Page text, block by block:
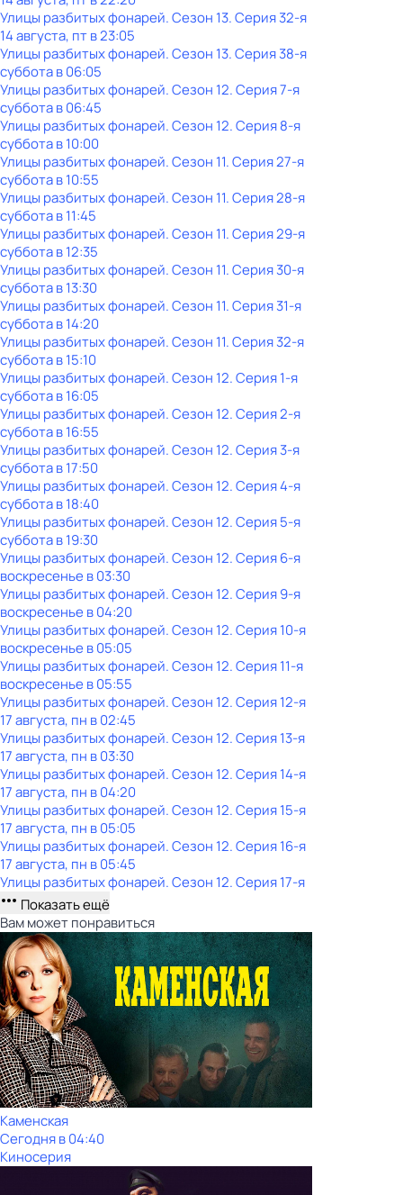
Улицы разбитых фонарей. Сезон 13. Серия 32-я
14 августа, пт в 23:05
Улицы разбитых фонарей. Сезон 13. Серия 38-я
субботав06:05
Улицы разбитых фонарей. Сезон 12. Серия 7-я
субботав06:45
Улицы разбитых фонарей. Сезон 12. Серия 8-я
субботав10:00
Улицы разбитых фонарей. Сезон 11. Серия 27-я
субботав10:55
Улицы разбитых фонарей. Сезон 11. Серия 28-я
субботав11:45
Улицы разбитых фонарей. Сезон 11. Серия 29-я
субботав12:35
Улицы разбитых фонарей. Сезон 11. Серия 30-я
субботав13:30
Улицы разбитых фонарей. Сезон 11. Серия 31-я
субботав14:20
Улицы разбитых фонарей. Сезон 11. Серия 32-я
субботав15:10
Улицы разбитых фонарей. Сезон 12. Серия 1-я
субботав16:05
Улицы разбитых фонарей. Сезон 12. Серия 2-я
субботав16:55
Улицы разбитых фонарей. Сезон 12. Серия 3-я
субботав17:50
Улицы разбитых фонарей. Сезон 12. Серия 4-я
субботав18:40
Улицы разбитых фонарей. Сезон 12. Серия 5-я
субботав19:30
Улицы разбитых фонарей. Сезон 12. Серия 6-я
воскресенье в03:30
Улицы разбитых фонарей. Сезон 12. Серия 9-я
воскресенье в04:20
Улицы разбитых фонарей. Сезон 12. Серия 10-я
воскресенье в05:05
Улицы разбитых фонарей. Сезон 12. Серия 11-я
воскресенье в05:55
Улицы разбитых фонарей. Сезон 12. Серия 12-я
17 августа, пн в 02:45
Улицы разбитых фонарей. Сезон 12. Серия 13-я
17 августа, пн в 03:30
Улицы разбитых фонарей. Сезон 12. Серия 14-я
17 августа, пн в 04:20
Улицы разбитых фонарей. Сезон 12. Серия 15-я
17 августа, пн в 05:05
Улицы разбитых фонарей. Сезон 12. Серия 16-я
17 августа, пн в 05:45
Улицы разбитых фонарей. Сезон 12. Серия 17-я
Показать ещё
Вам может понравиться
Каменская
Сегодня в 04:40
Киносерия